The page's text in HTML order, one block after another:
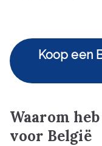
Koop een
Waarom
voor België